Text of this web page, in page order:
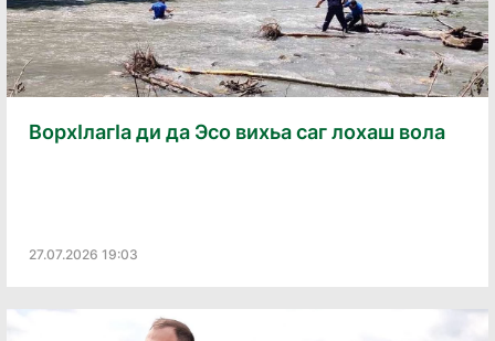
Ворхӏлагӏа ди да Эсо вихьа саг лохаш вола
27.07.2026 19:03